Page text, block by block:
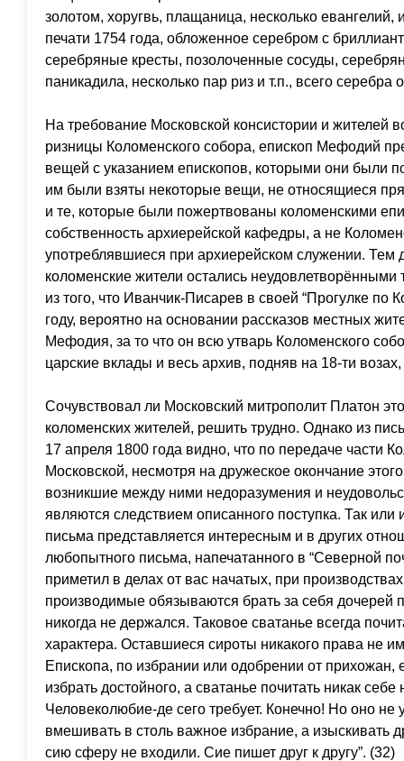
золотом, хоругвь, плащаница, несколько евангелий,
печати 1754 года, обложенное серебром с
серебряные кресты, позолоченные сосуды,
паникадила, несколько пар риз и т.п., всего серебра
На требование Московской консистории и жителей
ризницы Коломенского собора, епископ Мефодий
вещей с указанием епископов, которыми они были
им были взяты некоторые вещи, не относящиеся
и те, которые были пожертвованы коломенскими
собственность архиерейской кафедры, а не
употреблявшиеся при архиерейском служении. Тем
коломенские жители остались
из того, что Иванчик-Писарев в своей “Прогулке по
году, вероятно на основании рассказов местных
Мефодия, за то что он всю утварь Коломенского
царские вклады и весь архив, подняв на 18-ти
Сочувствовал ли Московский митрополит Платон
коломенских жителей, решить трудно. Однако из
17 апреля 1800 года видно, что по передаче части
Московской, несмотря на дружеское окончание
возникшие между ними недоразумения и
являются следствием описанного поступка. Так или
письма представляется интересным и в других
любопытного письма, напечатанного в “Северной
приметил в делах от вас начатых, при
производимые обязываются брать за себя дочерей
никогда не держался. Таковое сватанье всегда
характера. Оставшиеся сироты никакого права не
Епископа, по избрании или одобрении от прихожан,
избрать достойного, а сватанье почитать никак
Человеколюбие-де сего требует. Конечно! Но оно не
вмешивать в столь важное избрание, а изыскивать
сию сферу не входили. Сие пишет друг к другу”. (32)